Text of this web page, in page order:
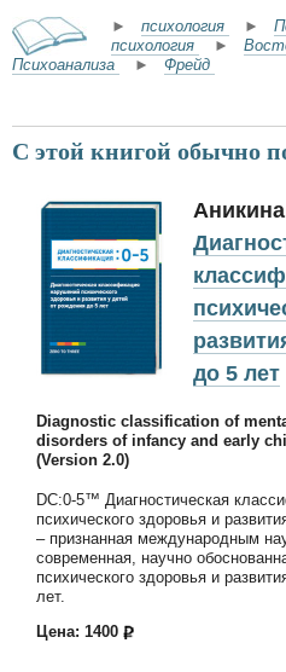
► психология ►
психология
►
Психоанализа
► Фрейд
С этой книгой обычно
до 5 лет
Diagnostic classification of
disorders of infancy and early
(Version 2.0)
DC:0-5™ Диагностическая
психического здоровья и
– признанная международным
современная, научно
психического здоровья и
лет.
Цена: 1400